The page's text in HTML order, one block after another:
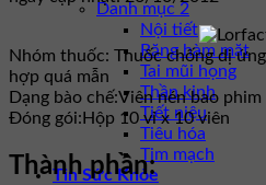
Danh mục 2
Nội tiết
Răng hàm mặt
Tai mũi họng
Thần kinh
Tiết niệu
Tiêu hóa
Tim mạch
Tin Sức Khỏe
Nhóm thuốc: Thuốc chống dị
hợp quá mẫn
Dạng bào chế:Viên nén bao phim
Đóng gói: Hộp 10 vỉ x 10 viên
Thành phần: